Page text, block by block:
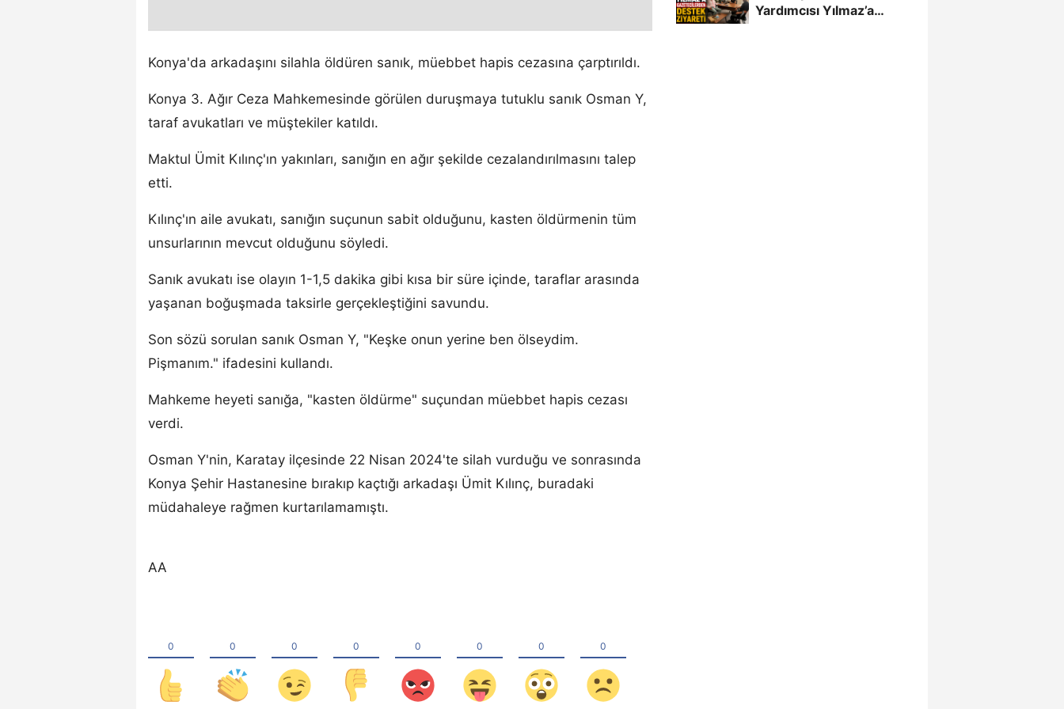
Konya'da arkadaşını silahla öldüren sanık, müebbet hapis cezasına çarptırıldı.
Konya 3. Ağır Ceza Mahkemesinde görülen duruşmaya tutuklu sanık Osman Y,
taraf avukatları ve müştekiler katıldı.
Maktul Ümit Kılınç'ın yakınları, sanığın en ağır şekilde cezalandırılmasını talep
etti.
Kılınç'ın aile avukatı, sanığın suçunun sabit olduğunu, kasten öldürmenin tüm
unsurlarının mevcut olduğunu söyledi.
Sanık avukatı ise olayın 1-1,5 dakika gibi kısa bir süre içinde, taraflar arasında
yaşanan boğuşmada taksirle gerçekleştiğini savundu.
Son sözü sorulan sanık Osman Y, "Keşke onun yerine ben ölseydim.
Pişmanım." ifadesini kullandı.
Mahkeme heyeti sanığa, "kasten öldürme" suçundan müebbet hapis cezası
verdi.
Osman Y'nin, Karatay ilçesinde 22 Nisan 2024'te silah vurduğu ve sonrasında
Konya Şehir Hastanesine bırakıp kaçtığı arkadaşı Ümit Kılınç, buradaki
müdahaleye rağmen kurtarılamamıştı.
AA
Yardımcısı Yılmaz’a